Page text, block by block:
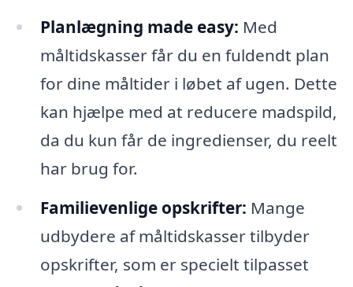
Planlægning made easy: Med
måltidskasser får du en fuldendt plan
for dine måltider i løbet af ugen. Dette
kan hjælpe med at reducere madspild,
da du kun får de ingredienser, du reelt
har brug for.
Familievenlige opskrifter: Mange
udbydere af måltidskasser tilbyder
opskrifter, som er specielt tilpasset